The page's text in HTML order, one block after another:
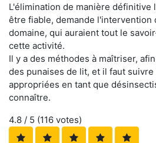
L'élimination de manière définitive
être fiable, demande l'intervention
domaine, qui auraient tout le
cette activité.
Il y a des méthodes à maîtriser,
des punaises de lit, et il faut
appropriées en tant que
connaître.
4.8 / 5 (116 votes)